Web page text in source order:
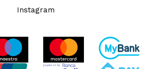
Instagram